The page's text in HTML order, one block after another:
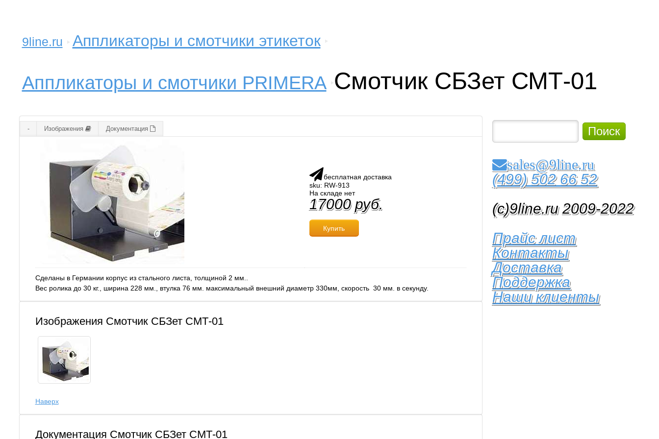
9line.ru Аппликаторы и смотчики этикеток
Аппликаторы и смотчики PRIMERA Смотчик СБЗет СМТ-01
- Изображения Документация
бесплатная доставка
sku: RW-913
На складе нет
17000 руб.
Купить
Сделаны в Германии корпус из стального листа, толщиной 2 мм..
Вес ролика до 30 кг., ширина 228 мм., втулка 76 мм. максимальный внешний диаметр 330мм, скорость 30 мм. в секунду.
Изображения Смотчик СБЗет СМТ-01
Наверх
Документация Смотчик СБЗет СМТ-01
Поиск
sales@9line.ru
(499) 502 66 52
(c)9line.ru 2009-2022
Прайс лист
Контакты
Доставка
Поддержка
Наши клиенты